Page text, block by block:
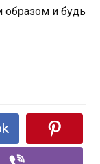
образом и будь